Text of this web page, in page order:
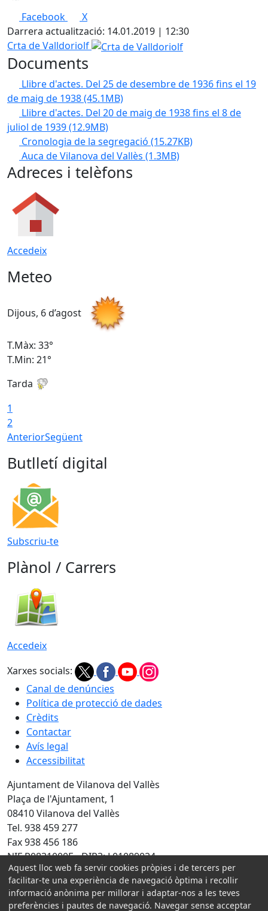
Facebook
X
Darrera actualització: 14.01.2019 | 12:30
Crta de Valldoriolf
Documents
Llibre d'actes. Del 25 de desembre de 1936 fins el 19
de maig de 1938(45.1MB)
Llibre d'actes. Del 20 de maig de 1938 fins el 8 de
juliol de 1939(12.9MB)
Cronologia de la segregació (15.27KB)
Auca de Vilanova del Vallès (1.3MB)
Adreces i telèfons
Accedeix
Meteo
Dijous, 6 d’agost
T.Màx: 33°
T.Min: 21°
Tarda
1
2
AnteriorSegüent
Butlletí digital
Subscriu-te
Plànol / Carrers
Accedeix
Xarxes socials:
Canal de denúncies
Política de protecció de dades
Crèdits
Contactar
Avís legal
Accessibilitat
Ajuntament de Vilanova del Vallès
Plaça de l'Ajuntament, 1
08410 Vilanova del Vallès
Tel. 938 459 277
Fax 938 456 186
NIF P0831000E - DIR3: L01089024
Amb la col·laboració de:
Aquest lloc web fa servir cookies pròpies i de tercers per
facilitar-te una experiència de navegació òptima i recollir
informació anònima per millorar i adaptar-nos a les teves
preferències i pautes de navegació. Navegar sense acceptar